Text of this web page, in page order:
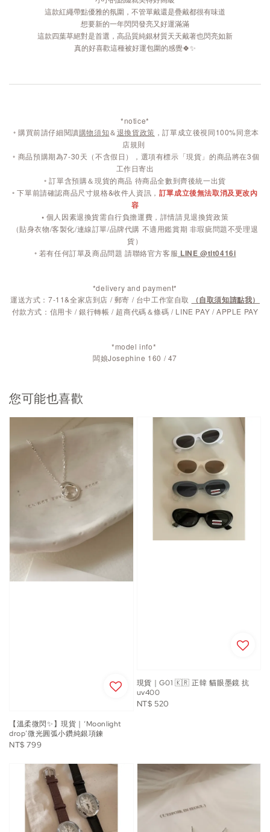
這款紅繩帶點優雅的氛圍，不管單戴還是疊戴都很有味道
想要新的一年閃閃發亮又好運滿滿
這款四葉草絕對是首選，高品質純銀材質天天戴著也閃亮如新
真的好喜歡這種被好運包圍的感覺🍀✨
*notice*
◦ 購買前請仔細閱讀購物須知＆退換貨政策 ，訂單成立後視同100%同意本
店規則
◦ 商品預購期為7-30天（不含假日），選項有標示「現貨」的商品將在3個
工作日寄出
◦ 訂單含預購＆現貨的商品 待商品全數到齊後統一出貨
◦ 下單前請確認商品尺寸規格&收件人資訊， 訂單成立後無法取消及更改內
容
◦ 個人因素退換貨需自行負擔運費，詳情請見退換貨政策
（貼身衣物/客製化/連線訂單/品牌代購 不適用鑑賞期 非瑕疵問題不受理退
貨）
◦ 若有任何訂單及商品問題 請聯絡官方客服 LINE @tlt0416i
*delivery and payment*
運送方式：7-11&全家店到店 / 郵寄 / 台中工作室自取
（自取須知請點我）
付款方式：信用卡 / 銀行轉帳 / 超商代碼＆條碼 / LINE PAY / APPLE PAY
*model info*
闆娘Josephine 160 / 47
您可能也喜歡
【溫柔微閃✨】現貨｜‘Moonlight
drop’微光圓弧小鑽純銀項鍊
Regular
NT$ 799
現貨｜G01 🇰🇷 正韓 貓眼墨鏡 抗
uv400
Regular
NT$ 520